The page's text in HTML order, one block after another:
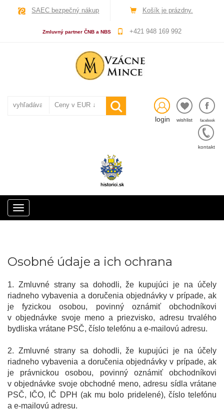
SAEC bezpečný nákup Košík je prázdny.
Zmluvný partner ČNB a NBS +421 948 169 992
login wishlist facebook
kontakt
Toggle
navigation
Osobné údaje a ich ochrana
1. Zmluvné strany sa dohodli, že kupujúci je na účely
riadneho vybavenia a doručenia objednávky v prípade, ak
je fyzickou osobou, povinný oznámiť obchodníkovi
v objednávke svoje meno a priezvisko, adresu trvalého
bydliska vrátane PSČ, číslo telefónu a e-mailovú adresu.
2. Zmluvné strany sa dohodli, že kupujúci je na účely
riadneho vybavenia a doručenia objednávky v prípade, ak
je právnickou osobou, povinný oznámiť obchodníkovi
v objednávke svoje obchodné meno, adresu sídla vrátane
PSČ, IČO, IČ DPH (ak mu bolo pridelené), číslo telefónu
a e-mailovú adresu.